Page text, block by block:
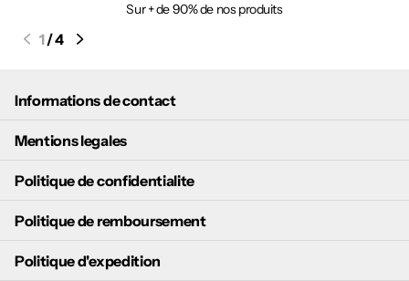
Sur + de 90% de nos produits
1/4
Informations de contact
Mentions legales
Politique de confidentialite
Politique de remboursement
Politique d'expedition